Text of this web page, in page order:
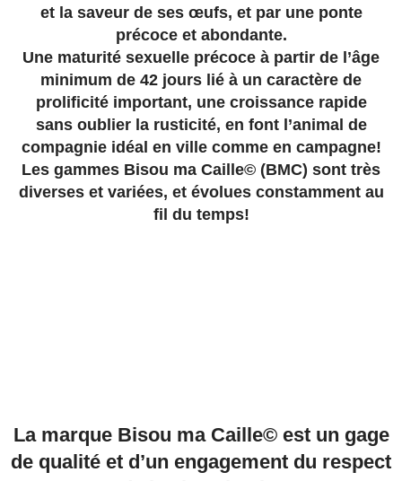
et la saveur de ses œufs, et par une ponte
précoce et abondante.
Une maturité sexuelle précoce à partir de l’âge
minimum de 42 jours lié à un caractère de
prolificité important, une croissance rapide
sans oublier la rusticité, en font l’animal de
compagnie idéal en ville comme en campagne!
Les gammes Bisou ma Caille© (BMC) sont très
diverses et variées, et évolues constamment au
fil du temps!
La marque Bisou ma Caille© est un gage
de qualité et d’un engagement du respect